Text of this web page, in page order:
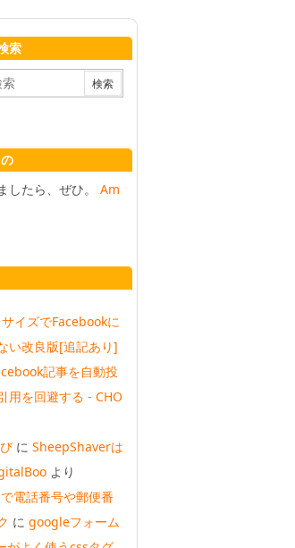
索
したら、ぜひ。 Am
イズでFacebookに
い改良版[追記あり]
記事を自動投
用を回避する - CHO
に SheepShaverは
より
電話番号や郵便番
に googleフォーム